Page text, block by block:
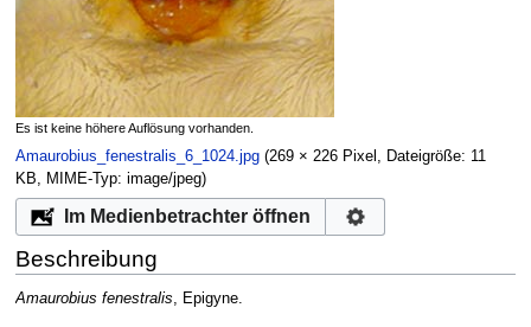
Es ist keine höhere Auflösung vorhanden.
Amaurobius_fenestralis_6_1024.jpg‎ (269 × 226 Pixel, Dateigröße: 11
KB, MIME-Typ: image/jpeg)
Im Medienbetrachter öffnen
Beschreibung
Amaurobius fenestralis, Epigyne.